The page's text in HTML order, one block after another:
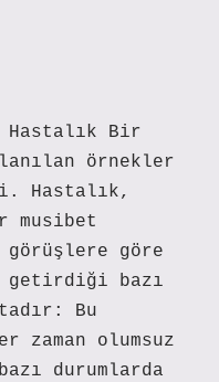
Bir
örnekler
Hastalık,
musibet
göre
getirdiği bazı
Bu
zaman olumsuz
durumlarda